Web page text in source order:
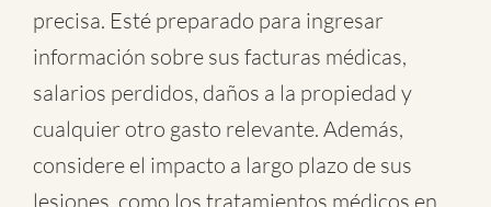
precisa. Esté preparado para ingresar
información sobre sus facturas médicas,
salarios perdidos, daños a la propiedad y
cualquier otro gasto relevante. Además,
considere el impacto a largo plazo de sus
lesiones, como los tratamientos médicos en